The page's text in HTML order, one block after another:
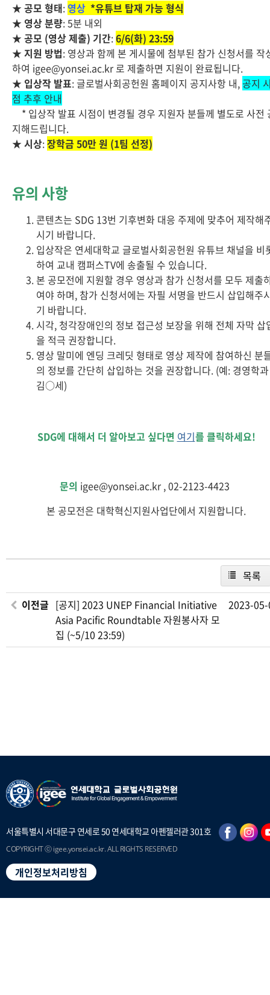
★ 공모 형태: 영상 *유튜브 탑재 가능 형식
★ 영상 분량: 5분 내외
★ 공모 (영상 제출) 기간:6/6(화) 23:59
★ 지원 방법: 영상과 함께 본 게시물에 첨부된 참가 신청서를 작
하여 igee@yonsei.ac.kr 로 제출하면 지원이 완료됩니다.
★ 입상작 발표: 글로벌사회공헌원 홈페이지 공지사항 내, 공지
점 추후 안내
* 입상작 발표 시점이 변경될 경우 지원자 분들께 별도로 사전
지해드립니다.
★ 시상:장학금 50만 원 (1팀 선정)
유의 사항
콘텐츠는 SDG 13번 기후변화 대응 주제에 맞추어 제작해
시기 바랍니다.
입상작은 연세대학교 글로벌사회공헌원 유튜브 채널을 비
하여 교내 캠퍼스TV에 송출될 수 있습니다.
본 공모전에 지원할 경우 영상과 참가 신청서를 모두 제출
여야 하며, 참가 신청서에는 자필 서명을 반드시 삽입해주
기 바랍니다.
시각, 청각장애인의 정보 접근성 보장을 위해 전체 자막 삽
을 적극 권장합니다.
영상 말미에 엔딩 크레딧 형태로 영상 제작에 참여하신 분
의 정보를 간단히 삽입하는 것을 권장합니다. (예: 경영학과
김○세)
SDG에 대해서 더 알아보고 싶다면 여기를 클릭하세요!
문의 igee@yonsei.ac.kr , 02-2123-4423
본 공모전은 대학혁신지원사업단에서 지원합니다.
목록
이전글 [공지] 2023 UNEP Financial Initiative
Asia Pacific Roundtable 자원봉사자 모
집 (~5/10 23:59)
2023-
서울특별시 서대문구 연세로 50 연세대학교 아펜젤러관 301호
COPYRIGHT ⓒ igee.yonsei.ac.kr. ALL RIGHTS RESERVED
개인정보처리방침